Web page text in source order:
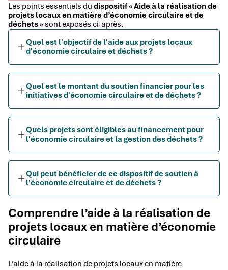
Les points essentiels du dispositif « Aide à la réalisation de
projets locaux en matière d’économie circulaire et de
déchets » sont exposés ci-après.
Quel est l'objectif de l'aide aux projets locaux
d'économie circulaire et déchets ?
Quel est le montant du soutien financier pour les
initiatives d'économie circulaire et de déchets ?
Quels projets sont éligibles au financement pour
l'économie circulaire et la gestion des déchets ?
Qui peut bénéficier de ce dispositif de soutien à
l'économie circulaire et de déchets ?
Comprendre l’aide à la réalisation de
projets locaux en matière d’économie
circulaire
L’aide à la réalisation de projets locaux en matière